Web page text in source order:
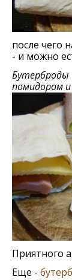
после чего
- и можно
Бутерброды
помидором
Приятного
Еще -